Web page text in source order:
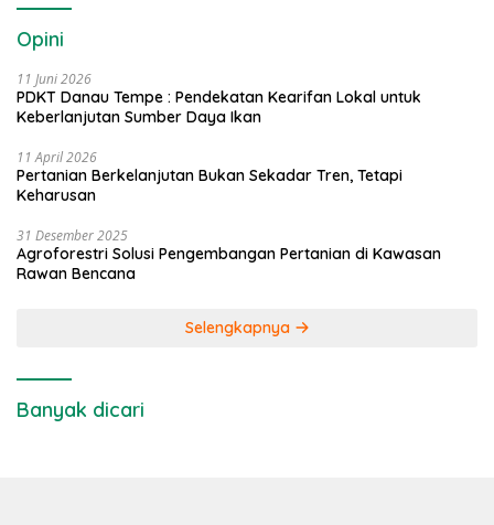
Opini
11 Juni 2026
PDKT Danau Tempe : Pendekatan Kearifan Lokal untuk
Keberlanjutan Sumber Daya Ikan
11 April 2026
Pertanian Berkelanjutan Bukan Sekadar Tren, Tetapi
Keharusan
31 Desember 2025
Agroforestri Solusi Pengembangan Pertanian di Kawasan
Rawan Bencana
Selengkapnya
Banyak dicari